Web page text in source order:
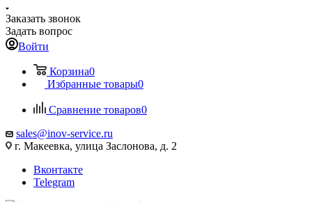
Заказать звонок
Задать вопрос
Войти
Корзина0
Избранные товары0
Сравнение товаров0
sales@inov-service.ru
г. Макеевка, улица Заслонова, д. 2
Вконтакте
Telegram